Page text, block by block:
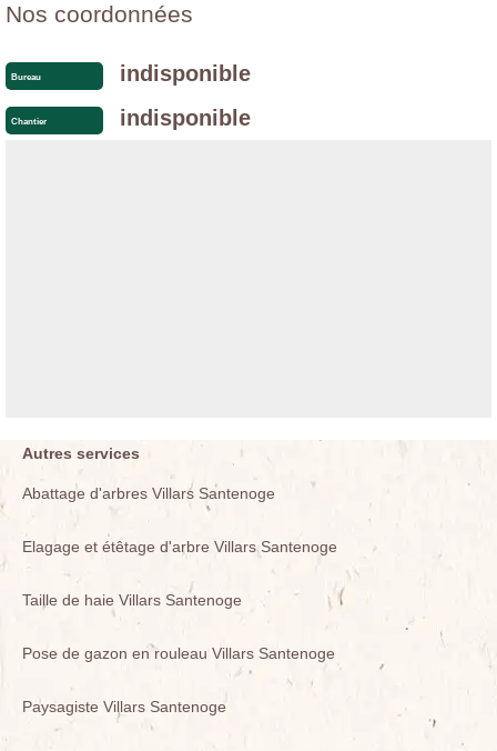
Nos coordonnées
Bureau indisponible
Chantier indisponible
Autres services
Abattage d'arbres Villars Santenoge
Elagage et étêtage d'arbre Villars Santenoge
Taille de haie Villars Santenoge
Pose de gazon en rouleau Villars Santenoge
Paysagiste Villars Santenoge